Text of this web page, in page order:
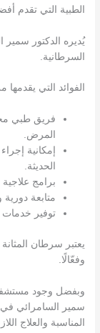
الطبية التي تقدم
يُديره الدكتور
السرطانية.
الفوائد التي
فريق طبي
المرض.
إمكانية
الحديثة.
برامج
متابعة
توفير
يعتبر سرطان
وفعّالًا.
وبفضل وجود
سمير السامرائي
المناسبة والعلاج